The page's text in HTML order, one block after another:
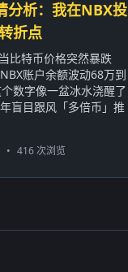
分析：我在NBX投
折点
比特币价格突然暴跌
账户余额波动68万到
数字像一盆冰水浇醒了
盲目跟风「多倍币」推
• 416 次浏览